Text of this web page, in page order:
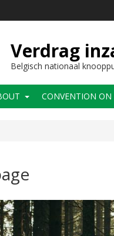
Verdrag
Belgisch nationaal
CONVENTION ON